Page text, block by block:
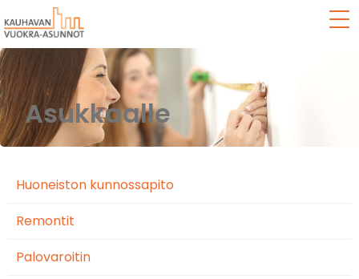
Asukkaalle
Huoneiston kunnossapito
Remontit
Palovaroitin